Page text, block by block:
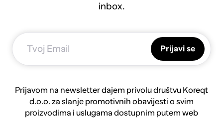
inbox.
Prijavi se
Prijavom na newsletter dajem privolu društvu Koreqt
d.o.o. za slanje promotivnih obavijesti o svim
proizvodima i uslugama dostupnim putem web